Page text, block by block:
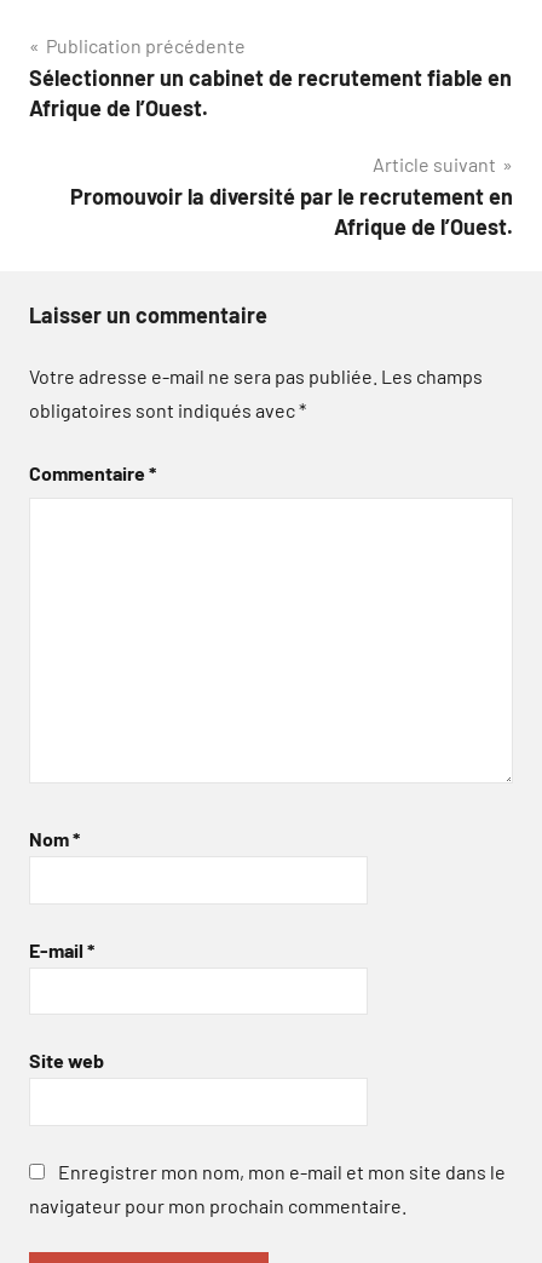
Navigation
de
Publication précédente
Sélectionner un cabinet de recrutement fiable en
Afrique de l’Ouest.
Article suivant
Promouvoir la diversité par le recrutement en
Afrique de l’Ouest.
Laisser un commentaire
Votre adresse e-mail ne sera pas publiée. Les champs
obligatoires sont indiqués avec*
Commentaire*
Nom*
E-mail *
Site web
Enregistrer mon nom, mon e-mail et mon site dans le
navigateur pour mon prochain commentaire.